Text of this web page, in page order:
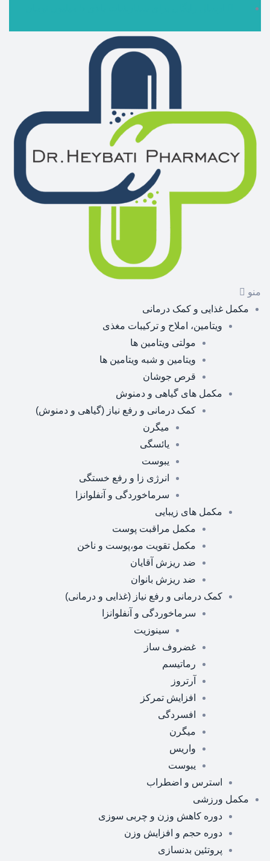
منو
مکمل غذایی و کمک درمانی
ویتامین، املاح و ترکیبات مغذی
مولتی ویتامین ها
ویتامین و شبه ویتامین ها
قرص جوشان
مکمل های گیاهی و دمنوش
کمک درمانی و رفع نیاز (گیاهی و دمنوش)
میگرن
یائسگی
یبوست
انرژی زا و رفع خستگی
سرماخوردگی و آنفلوانزا
مکمل های زیبایی
مکمل مراقبت پوست
مکمل تقویت مو،پوست و ناخن
ضد ریزش آقایان
ضد ریزش بانوان
کمک درمانی و رفع نیاز (غذایی و درمانی)
سرماخوردگی و آنفلوانزا
سینوزیت
غضروف ساز
رماتیسم
آرتروز
افزایش تمرکز
افسردگی
میگرن
واریس
یبوست
استرس و اضطراب
مکمل ورزشی
دوره کاهش وزن و چربی سوزی
دوره حجم و افزایش وزن
پروتئین بدنسازی